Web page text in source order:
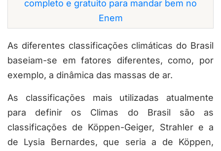
completo e gratuito para mandar bem no
Enem
As diferentes classificações climáticas do Brasil
baseiam-se em fatores diferentes, como, por
exemplo, a dinâmica das massas de ar.
As classificações mais utilizadas atualmente
para definir os Climas do Brasil são as
classificações de Köppen-Geiger, Strahler e a
de Lysia Bernardes, que seria a de Köppen,